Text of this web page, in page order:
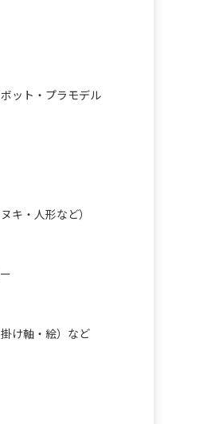
ット・プラモデル
キ・人形など）
け軸・絵）など